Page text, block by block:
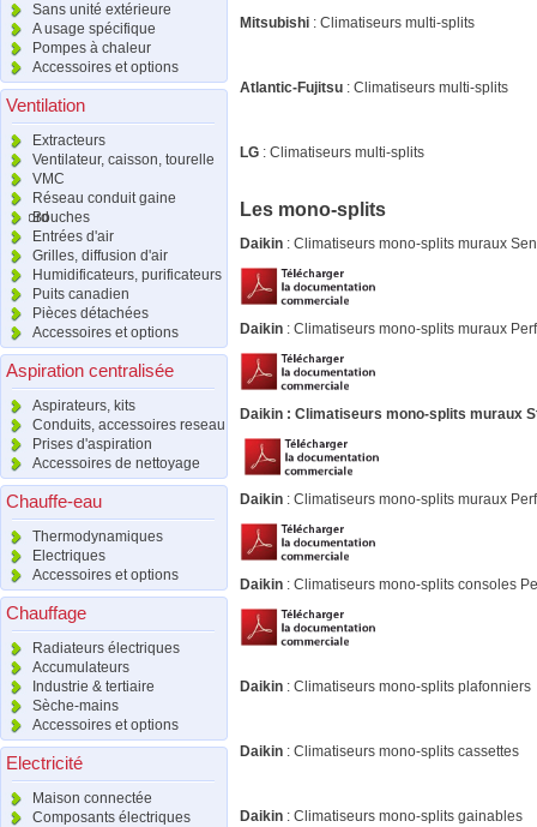
Sans unité extérieure
A usage spécifique
Pompes à chaleur
Accessoires et options
Ventilation
Extracteurs
Ventilateur, caisson, tourelle
VMC
Réseau conduit gaine
raccordBouches
Entrées d'air
Grilles, diffusion d'air
Humidificateurs, purificateurs
Puits canadien
Pièces détachées
Accessoires et options
Aspiration centralisée
Aspirateurs, kits
Conduits, accessoires reseau
Prises d'aspiration
Accessoires de nettoyage
Chauffe-eau
Thermodynamiques
Electriques
Accessoires et options
Chauffage
Radiateurs électriques
Accumulateurs
Industrie & tertiaire
Sèche-mains
Accessoires et options
Electricité
Maison connectée
Composants électriques
Mitsubishi : Climatiseurs multi-splits
Atlantic-Fujitsu : Climatiseurs multi-splits
LG : Climatiseurs
Les mono-splits
Daikin : Climatiseurs mono-splits muraux
Daikin : Climatiseurs mono-splits muraux
Daikin : Climatiseurs mono-splits muraux
Daikin : Climatiseurs mono-splits muraux
Daikin : Climatiseurs mono-splits consoles
Daikin : Climatiseurs mono-splits plafonniers
Daikin : Climatiseurs mono-splits cassettes
Daikin : Climatiseurs mono-splits gainables